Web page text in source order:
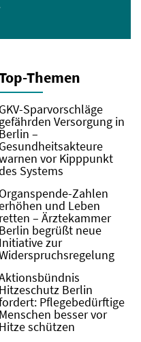
Themen
GKV-Sparvorschläge
gefährden Versorgung in
Berlin –
Gesundheitsakteure
vor Kipppunkt
Systems
Organspende-Zahlen
und Leben
retten – Ärztekammer
Berlin begrüßt neue
Initiative zur
Hitzeschutz Berlin
Pflegebedürftige
Menschen besser vor
Hitze schützen